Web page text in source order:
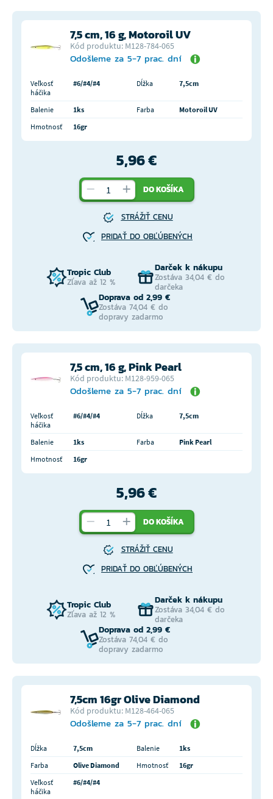
7,5 cm, 16 g, Motoroil UV
Kód produktu: M128-784-065
Odošleme za 5-7 prac. dní
Veľkosť
háčika
#6/#4/#4 Dĺžka 7,5cm
Balenie 1ks Farba
Motoroil UV
Hmotnosť
16gr
5,96 €
DO KOŠÍKA
STRÁŽIŤ CENU
PRIDAŤ DO OBĽÚBENÝCH
Tropic Club
Zľava až 12 %
Darček k nákupu
Zostáva 34,04 € do
darčeka
Doprava od 2,99 €
Zostáva 74,04 € do
dopravy zadarmo
7,5 cm, 16 g, Pink Pearl
Kód produktu: M128-959-065
Odošleme za 5-7 prac. dní
Veľkosť
háčika
#6/#4/#4 Dĺžka 7,5cm
Balenie 1ks Farba
Pink Pearl
Hmotnosť
16gr
5,96 €
DO KOŠÍKA
STRÁŽIŤ CENU
PRIDAŤ DO OBĽÚBENÝCH
Tropic Club
Zľava až 12 %
Darček k nákupu
Zostáva 34,04 € do
darčeka
Doprava od 2,99 €
Zostáva 74,04 € do
dopravy zadarmo
7,5cm 16gr Olive Diamond
Kód produktu: M128-464-065
Odošleme za 5-7 prac. dní
Dĺžka 7,5cm Balenie
1ks
Farba
Olive Diamond Hmotnosť
16gr
Veľkosť
háčika
#6/#4/#4